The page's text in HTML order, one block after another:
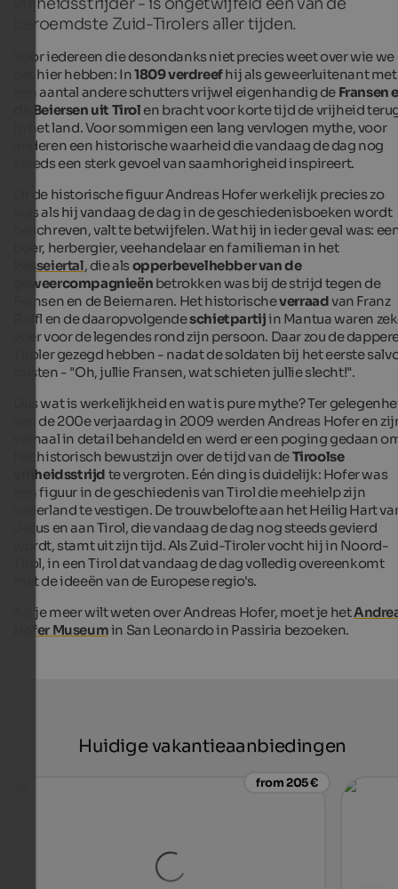
beroemdste Zuid-Tirolers aller tijden.
Voor iedereen die desondanks niet precies weet over wie we
het hier hebben: In1809verdreefhij als geweerluitenant met
een aantal andere schutters vrijwel eigenhandig de Fransen
de Beiersen uit Tirol en bracht voor korte tijd de vrijheid
in het land. Voor sommigen een lang vervlogen mythe, voor
anderen een historische waarheid die vandaag de dag nog
steeds een sterk gevoel van saamhorigheid inspireert.
Of de historische figuur Andreas Hofer werkelijk precies zo
was als hij vandaag de dag in de geschiedenisboeken wordt
beschreven, valt te betwijfelen. Wat hij in ieder geval was:
boer, herbergier, veehandelaar en familieman in het
Passeiertal, die alsopperbevelhebber van de
geweercompagnieën betrokken was bij de strijd tegen de
Fransen en de Beiernaren. Het historischeverraadvan Franz
Raffl en de daaropvolgendeschietpartijin Mantua waren
voer voor de legendes rond zijn persoon. Daar zou de
Tiroler gezegd hebben - nadat de soldaten bij het eerste
misten - "Oh, jullie Fransen, wat schieten jullie slecht!".
Dus wat is werkelijkheid en wat is pure mythe? Ter
van de 200e verjaardag in 2009 werden Andreas Hofer en
verhaal in detail behandeld en werd er een poging gedaan
het historisch bewustzijn over de tijd van deTiroolse
vrijheidsstrijd te vergroten. Eén ding is duidelijk: Hofer was
een figuur in de geschiedenis van Tirol die meehielp zijn
vaderland te vestigen. De trouwbelofte aan het Heilig Hart
Jezus en aan Tirol, die vandaag de dag nog steeds gevierd
wordt, stamt uit zijn tijd. Als Zuid-Tiroler vocht hij in Noord-
Tirol, in een Tirol dat vandaag de dag volledig overeenkomt
met de ideeën van de Europese regio's.
Als je meer wilt weten over Andreas Hofer, moet je het
Hofer Museumin San Leonardo in Passiria bezoeken.
Huidige vakantieaanbiedingen
from 205 €